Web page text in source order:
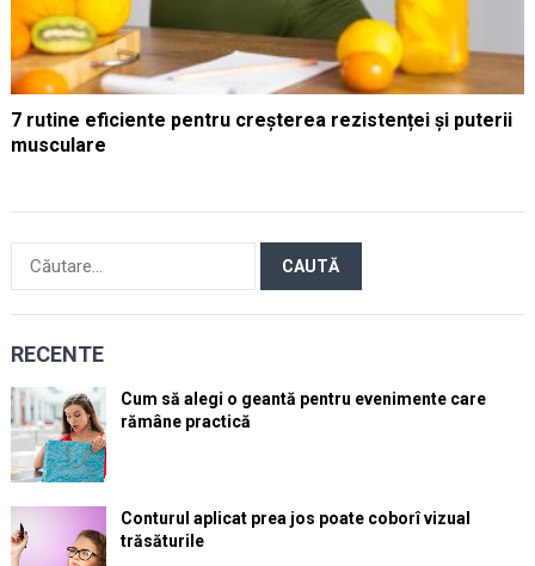
7 rutine eficiente pentru creșterea rezistenței și puterii
musculare
după:
RECENTE
Cum să alegi o geantă pentru evenimente care
rămâne practică
Conturul aplicat prea jos poate coborî vizual
trăsăturile